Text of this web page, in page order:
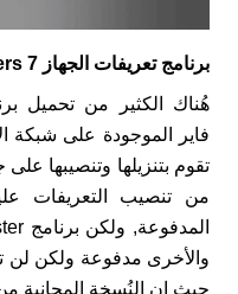
برنامج تعريفات الجهاز 7 Windows 7 Drivers كامل مجاناً:
فاير الموجودة على شبكة
تقوم بتنزيلها وتنصيبها
من تنصيب التعريفات
والأخرى مدفوعة ولكن لن
حيث إن النُسخة المجانية